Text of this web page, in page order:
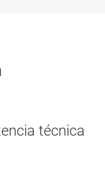
técnica